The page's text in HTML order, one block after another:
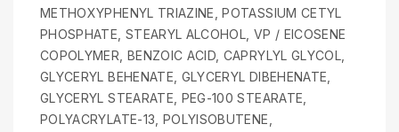
METHOXYPHENYL TRIAZINE, POTASSIUM CETYL
PHOSPHATE, STEARYL ALCOHOL, VP / EICOSENE
COPOLYMER, BENZOIC ACID, CAPRYLYL GLYCOL,
GLYCERYL BEHENATE, GLYCERYL DIBEHENATE,
GLYCERYL STEARATE, PEG-100 STEARATE,
POLYACRYLATE-13, POLYISOBUTENE,